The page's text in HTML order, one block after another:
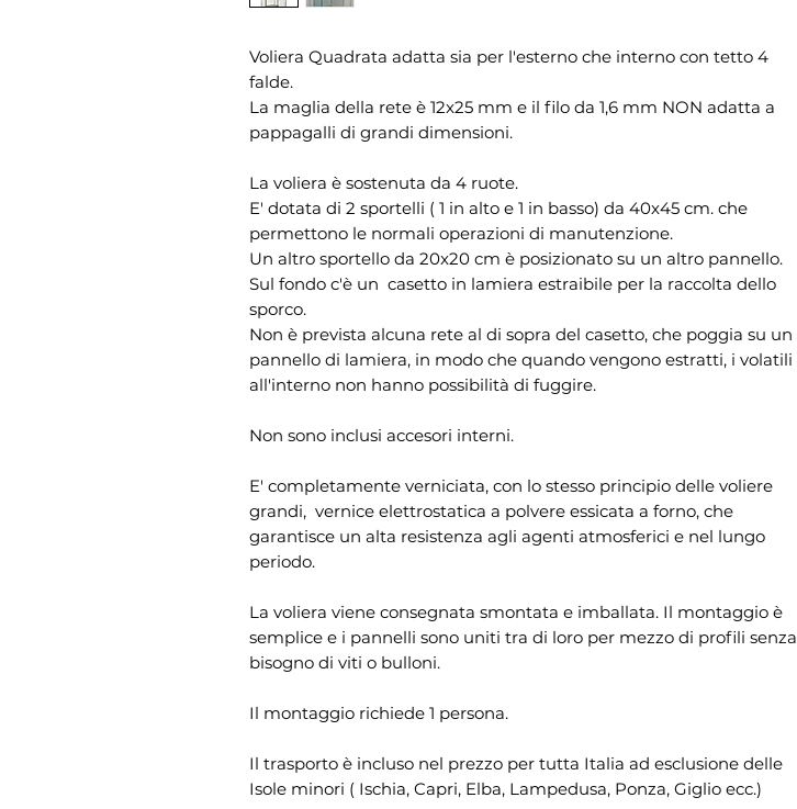
Voliera Quadrata adatta sia per l'esterno che interno con tetto 4
falde.
La maglia della rete è 12x25 mm e il filo da 1,6 mm NON adatta a
pappagalli di grandi dimensioni.
La voliera è sostenuta da 4 ruote.
E' dotata di 2 sportelli ( 1 in alto e 1 in basso) da 40x45 cm. che
permettono le normali operazioni di manutenzione.
Un altro sportello da 20x20 cm è posizionato su un altro pannello.
Sul fondo c'è un casetto in lamiera estraibile per la raccolta dello
sporco.
Non è prevista alcuna rete al di sopra del casetto, che poggia su un
pannello di lamiera, in modo che quando vengono estratti, i volatili
all'interno non hanno possibilità di fuggire.
Non sono inclusi accesori interni.
E' completamente verniciata, con lo stesso principio delle voliere
grandi, vernice elettrostatica a polvere essicata a forno, che
garantisce un alta resistenza agli agenti atmosferici e nel lungo
periodo.
La voliera viene consegnata smontata e imballata. Il montaggio è
semplice e i pannelli sono uniti tra di loro per mezzo di profili senza
bisogno di viti o bulloni.
Il montaggio richiede 1 persona.
Il trasporto è incluso nel prezzo per tutta Italia ad esclusione delle
Isole minori ( Ischia, Capri, Elba, Lampedusa, Ponza, Giglio ecc.)